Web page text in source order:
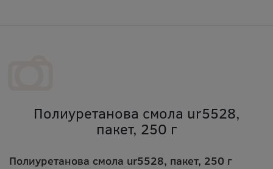
Полиуретанова смола ur5528,
пакет, 250 г
Полиуретанова смола ur5528, пакет, 250 г